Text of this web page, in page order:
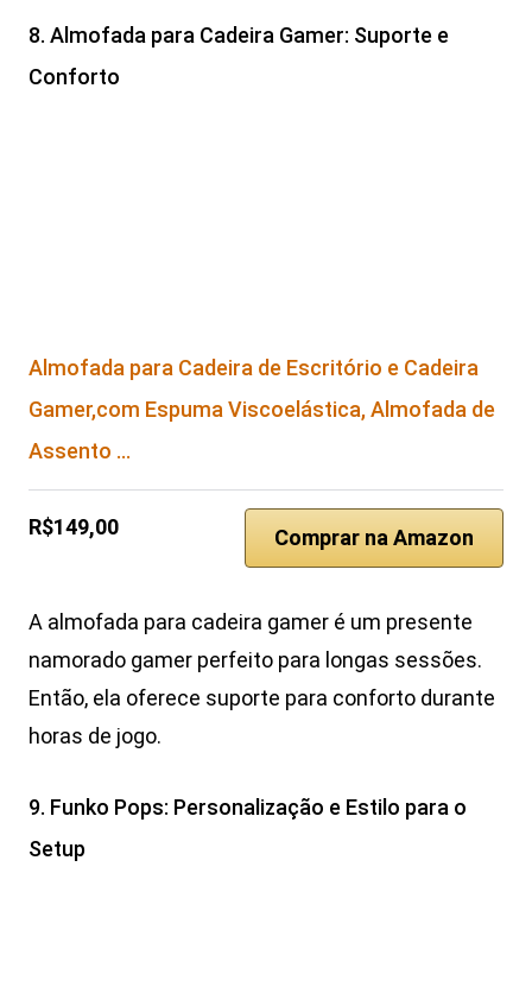
8. Almofada para Cadeira Gamer: Suporte e
Conforto
Almofada para Cadeira de Escritório e Cadeira
Gamer,com Espuma Viscoelástica, Almofada de
Assento …
R$149,00 Comprar na Amazon
A almofada para cadeira gamer é um presente
namorado gamer perfeito para longas sessões.
Então, ela oferece suporte para conforto durante
horas de jogo.
9. Funko Pops: Personalização e Estilo para o
Setup